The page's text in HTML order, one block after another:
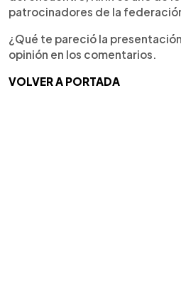
patrocinadores de la
¿Qué te pareció la
opinión en los comentarios.
VOLVER A PORTADA